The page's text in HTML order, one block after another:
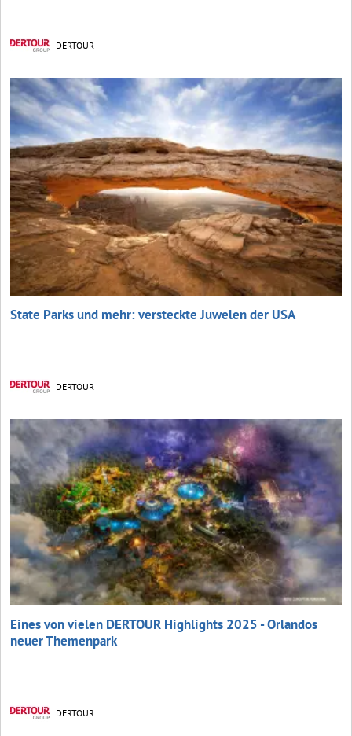
DERTOUR
State Parks und mehr: versteckte Juwelen der USA
DERTOUR
Eines von vielen DERTOUR Highlights 2025 - Orlandos
neuer Themenpark
DERTOUR